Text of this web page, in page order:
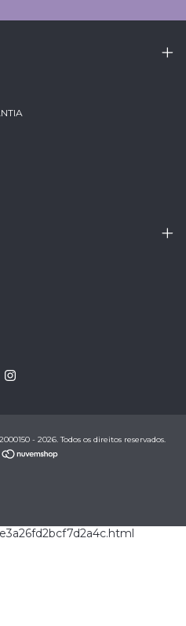
- 2026. Todos os direitos reservados.